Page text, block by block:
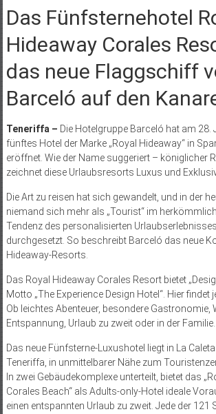
Das Fünfsternehotel
Hideaway Corales
das neue Flaggschiff
Barceló auf den
Teneriffa – Die Hotelgruppe Barceló hat am 28.
fünftes Hotel der Marke „Royal Hideaway“ in
eröffnet. Wie der Name suggeriert – königlicher
zeichnet diese Urlaubsresorts Luxus und
Die Art zu reisen hat sich gewandelt, und in der
niemand sich mehr als „Tourist“ im
Tendenz des personalisierten
durchgesetzt. So beschreibt Barceló das neue
Hideaway-Resorts.
Das Royal Hideaway Corales Resort bietet
Motto „The Experience Design Hotel“. Hier findet
Ob leichtes Abenteuer, besondere Gastronomie,
Entspannung, Urlaub zu zweit oder in der
Das neue Fünfsterne-Luxushotel liegt in La
Teneriffa, in unmittelbarer Nähe zum
In zwei Gebäudekomplexe unterteilt, bietet das
Corales Beach“ als Adults-only-Hotel ideale
einen entspannten Urlaub zu zweit. Jede der 121